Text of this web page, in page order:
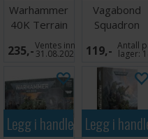
Warhammer
40K Terrain
Area Set
235,-Ventes inn
31.08.2026
Vagabond
Squadron
(Paperback)
119,- Antall
lager:
Legg i handlekurven
Legg i